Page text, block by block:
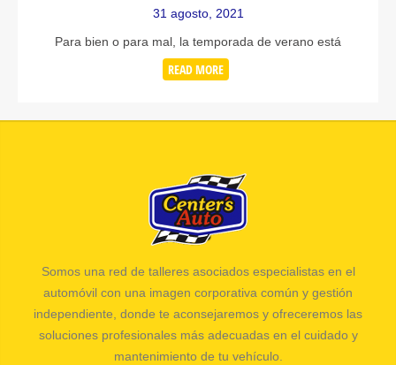
31 agosto, 2021
Para bien o para mal, la temporada de verano está
READ MORE
Somos una red de talleres asociados especialistas en el
automóvil con una imagen corporativa común y gestión
independiente, donde te aconsejaremos y ofreceremos las
soluciones profesionales más adecuadas en el cuidado y
mantenimiento de tu vehículo.